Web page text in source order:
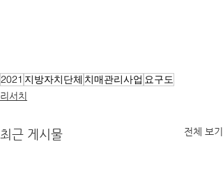
2021 지방자치단체 치매관리사업 요구도
리서치
최근 게시물 전체 보기